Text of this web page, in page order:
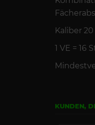
Kaliber
1 VE = 16
KUNDEN,